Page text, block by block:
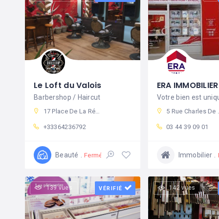
Le Loft du Valois
Barbershop / Haircut
17 Place De La République, 60800 Crépy-en-Valois, France
+33364236792
Beauté Fermé
5 Rue Charles De Gaulle, 60800 Crépy-en-Valois, France
03 44 39 09 01
Immobilier
139 vues VÉRIFIÉ 142 vues